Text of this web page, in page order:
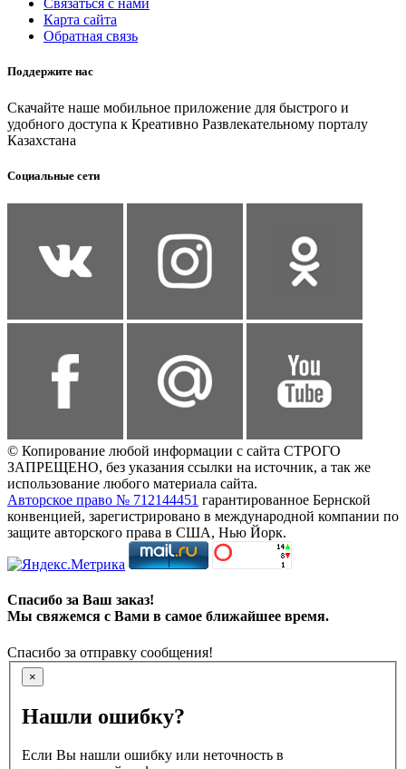
Связаться с нами
Карта сайта
Обратная связь
Поддержите нас
Скачайте наше мобильное приложение для быстрого и
удобного доступа к Креативно Развлекательному порталу
Казахстана
Социальные сети
© Копирование любой информации с сайта СТРОГО
ЗАПРЕЩЕНО, без указания ссылки на источник, а так же
использование любого материала сайта.
Авторское право № 712144451 гарантированное Бернской
конвенцией, зарегистрировано в международной компании по
защите авторского права в США, Нью Йорк.
Спасибо за Ваш заказ!
Мы свяжемся с Вами в самое ближайшее время.
Спасибо за отправку сообщения!
×
Нашли ошибку?
Если Вы нашли ошибку или неточность в